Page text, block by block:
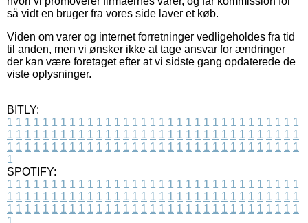
så vidt en bruger fra vores side laver et køb.
Viden om varer og internet forretninger vedligeholdes fra tid
til anden, men vi ønsker ikke at tage ansvar for ændringer
der kan være foretaget efter at vi sidste gang opdaterede de
viste oplysninger.
BITLY:
1 1 1 1 1 1 1 1 1 1 1 1 1 1 1 1 1 1 1 1 1 1 1 1 1 1 1 1 1 1 1 1 1
1 1 1 1 1 1 1 1 1 1 1 1 1 1 1 1 1 1 1 1 1 1 1 1 1 1 1 1 1 1 1 1 1
1 1 1 1 1 1 1 1 1 1 1 1 1 1 1 1 1 1 1 1 1 1 1 1 1 1 1 1 1 1 1 1 1
1
SPOTIFY:
1 1 1 1 1 1 1 1 1 1 1 1 1 1 1 1 1 1 1 1 1 1 1 1 1 1 1 1 1 1 1 1 1
1 1 1 1 1 1 1 1 1 1 1 1 1 1 1 1 1 1 1 1 1 1 1 1 1 1 1 1 1 1 1 1 1
1 1 1 1 1 1 1 1 1 1 1 1 1 1 1 1 1 1 1 1 1 1 1 1 1 1 1 1 1 1 1 1 1